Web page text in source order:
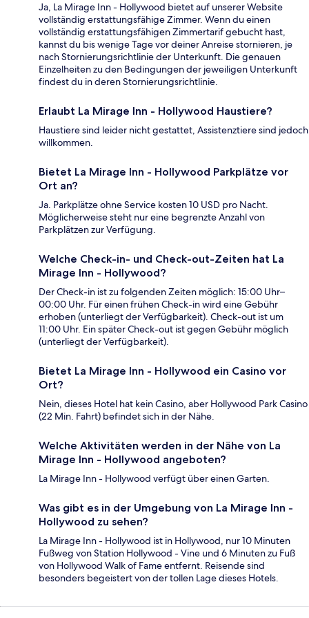
Ja, La Mirage Inn - Hollywood bietet auf unserer Website
vollständig erstattungsfähige Zimmer. Wenn du einen
vollständig erstattungsfähigen Zimmertarif gebucht hast,
kannst du bis wenige Tage vor deiner Anreise stornieren, je
nach Stornierungsrichtlinie der Unterkunft. Die genauen
Einzelheiten zu den Bedingungen der jeweiligen Unterkunft
findest du in deren Stornierungsrichtlinie.
Erlaubt La Mirage Inn - Hollywood Haustiere?
Haustiere sind leider nicht gestattet, Assistenztiere sind jedoch
willkommen.
Bietet La Mirage Inn - Hollywood Parkplätze vor
Ort an?
Ja. Parkplätze ohne Service kosten 10 USD pro Nacht.
Möglicherweise steht nur eine begrenzte Anzahl von
Parkplätzen zur Verfügung.
Welche Check-in- und Check-out-Zeiten hat La
Mirage Inn - Hollywood?
Der Check-in ist zu folgenden Zeiten möglich: 15:00 Uhr–
00:00 Uhr. Für einen frühen Check-in wird eine Gebühr
erhoben (unterliegt der Verfügbarkeit). Check-out ist um
11:00 Uhr. Ein später Check-out ist gegen Gebühr möglich
(unterliegt der Verfügbarkeit).
Bietet La Mirage Inn - Hollywood ein Casino vor
Ort?
Nein, dieses Hotel hat kein Casino, aber Hollywood Park Casino
(22 Min. Fahrt) befindet sich in der Nähe.
Welche Aktivitäten werden in der Nähe von La
Mirage Inn - Hollywood angeboten?
La Mirage Inn - Hollywood verfügt über einen Garten.
Was gibt es in der Umgebung von La Mirage Inn -
Hollywood zu sehen?
La Mirage Inn - Hollywood ist in Hollywood, nur 10 Minuten
Fußweg von Station Hollywood - Vine und 6 Minuten zu Fuß
von Hollywood Walk of Fame entfernt. Reisende sind
besonders begeistert von der tollen Lage dieses Hotels.